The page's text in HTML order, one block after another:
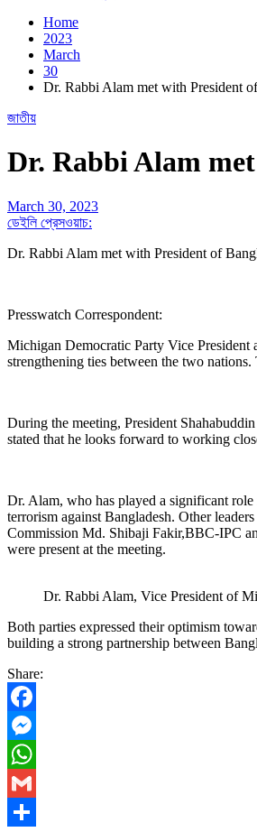
Home
2023
March
30
Dr. Rabbi Alam met with President
জাতীয়
Dr. Rabbi Alam
March 30, 2023
ডেইলি প্রেসওয়াচ:
Dr. Rabbi Alam met with President of
Presswatch Correspondent:
Michigan Democratic Party Vice President
strengthening ties between the two
During the meeting, President
stated that he looks forward to working
Dr. Alam, who has played a significant
terrorism against Bangladesh. Other
Commission Md. Shibaji Fakir,BBC-IPC
were present at the meeting.
Dr. Rabbi Alam, Vice President of
Both parties expressed their optimism
building a strong partnership between
Share:
Facebook
Messenger
WhatsApp
Gmail